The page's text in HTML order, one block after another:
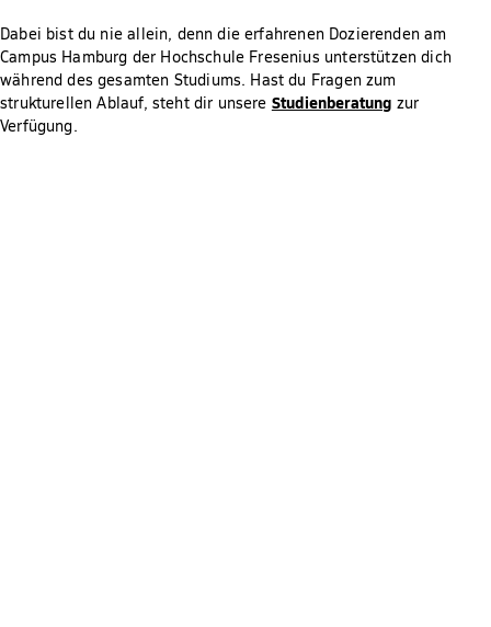
Dabei bist du nie allein, denn die erfahrenen Dozierenden am
Campus Hamburg der Hochschule Fresenius unterstützen dich
während des gesamten Studiums. Hast du Fragen zum
strukturellen Ablauf, steht dir unsere Studienberatung zur
Verfügung.